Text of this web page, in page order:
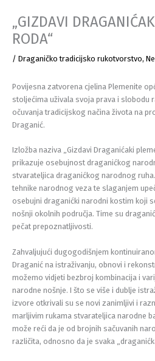
„GIZDAVI
RODA“
/ Draganičko tradicijsko rukotvorstvo,
Povijesna zatvorena cjelina Plemenite
stoljećima uživala svoja prava i slobodu
očuvanja tradicijskog načina života na
Draganić.
Izložba naziva „Gizdavi Draganićaki
prikazuje osebujnost draganićkog
stvarateljica draganićkog narodnog
tehnike narodnog veza te slaganjem
osebujni draganićki narodni kostim koji
nošnji okolnih područja. Time su
pečat prepoznatljivosti.
Zahvaljujući dugogodišnjem
Draganić na istraživanju, obnovi i
možemo vidjeti bezbroj kombinacija i
narodne nošnje. I što se više i dublje
izvore otkrivali su se novi zanimljivi i
marljivim rukama stvarateljica narodne
može reći da je od brojnih sačuvanih
različita, odnosno da je svaka